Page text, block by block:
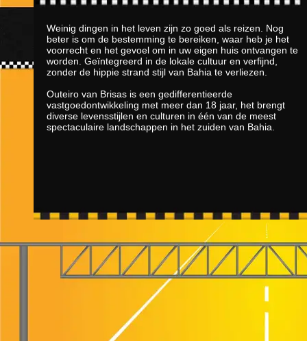
Weinig dingen in het leven zijn zo goed als reizen. Nog
beter is om de bestemming te bereiken, waar heb je het
voorrecht en het gevoel om in uw eigen huis ontvangen te
worden. Geïntegreerd in de lokale cultuur en verfijnd,
zonder de hippie strand stijl van Bahia te verliezen.
Outeiro van Brisas is een gedifferentieerde
vastgoedontwikkeling met meer dan 18 jaar, het brengt
diverse levensstijlen en culturen in één van de meest
spectaculaire landschappen in het zuiden van Bahia.